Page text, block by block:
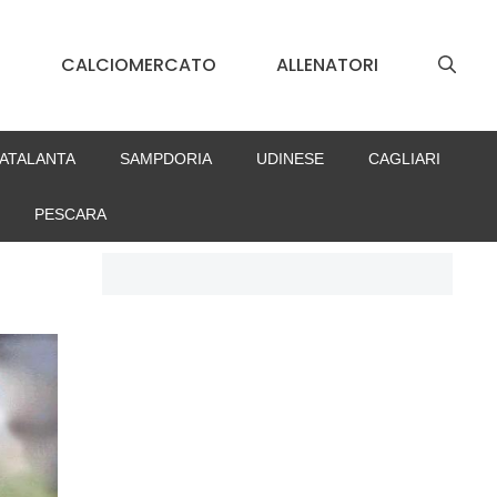
CALCIOMERCATO ALLENATORI
SAMPDORIA UDINESE CAGLIARI
PESCARA